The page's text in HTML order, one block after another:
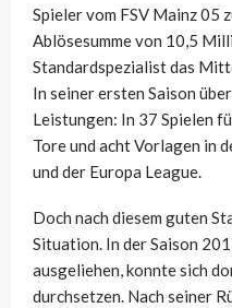
Spieler vom FSV Mainz 05
Ablösesumme von 10,5
Standardspezialist das
In seiner ersten Saison
Leistungen: In 37 Spielen
Tore und acht Vorlagen in
und der Europa League.
Doch nach diesem guten
Situation. In der Saison
ausgeliehen, konnte sich
durchsetzen. Nach seiner